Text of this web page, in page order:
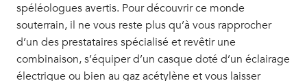
spéléologues avertis. Pour découvrir ce monde
souterrain, il ne vous reste plus qu’à vous rapprocher
d’un des prestataires spécialisé et revêtir une
combinaison, s’équiper d’un casque doté d’un éclairage
électrique ou bien au gaz acétylène et vous laisser